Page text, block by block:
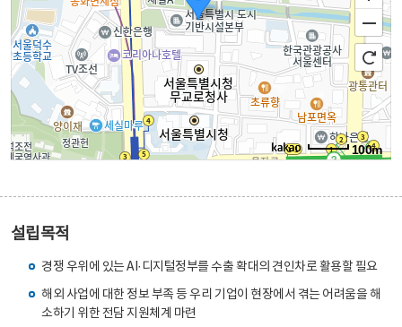
100m
설립목적
경쟁 우위에 있는 AI·디지털정부를 수출 확대의 견인차로 활용할 필요
해외 사업에 대한 정보 부족 등 우리 기업이 현장에서 겪는 어려움을 해
소하기 위한 전담 지원체계 마련